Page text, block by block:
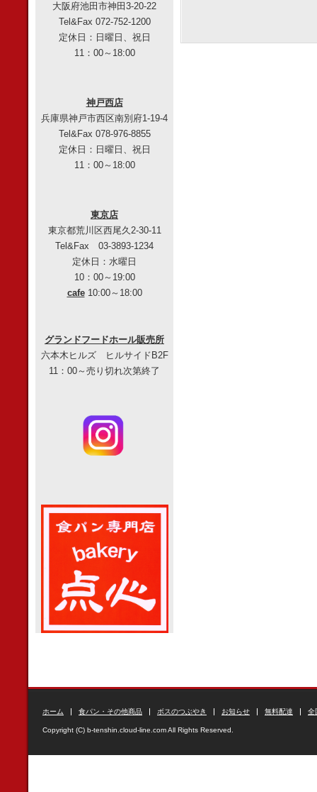
大阪府池田市神田3-20-22
Tel&Fax 072-752-1200
定休日：日曜日、祝日
11：00～18:00
神戸西店
兵庫県神戸市西区南別府1-19-4
Tel&Fax 078-976-8855
定休日：日曜日、祝日
11：00～18:00
東京店
東京都荒川区西尾久2-30-11
Tel&Fax 03-3893-1234
定休日：水曜日
10：00～19:00
cafe10:00～18:00
グランドフードホール販売所
六本木ヒルズ ヒルサイドB2F
11：00～売り切れ次第終了
ホーム 食パン・その他商品 ボスのつぶやき お知らせ 無料配達 全
Copyright (C) b-tenshin.cloud-line.com All Rights Reserved.